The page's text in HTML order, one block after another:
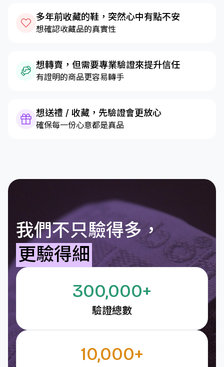
多年前收藏的鞋，突然心中有點不安
想確認收藏品的真實性
想轉賣，但需要專業驗證來提升信任
有證明的商品更容易轉手
想送禮 / 收藏，先驗證會更放心
確保每一份心意都是真品
我們不只驗得多，
更驗得細
300,000+
驗證總數
10,000+